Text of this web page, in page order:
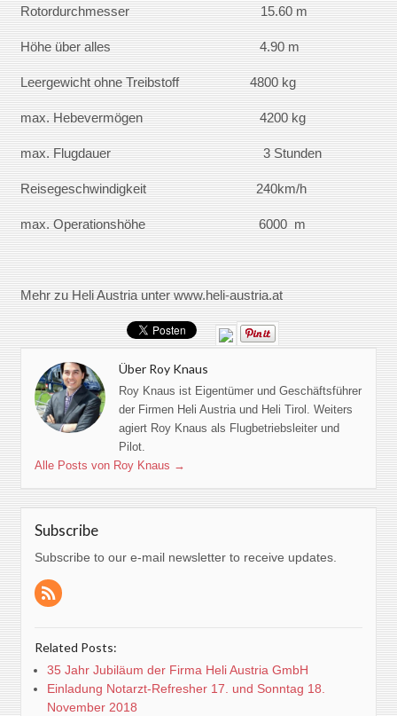
Rotordurchmesser 15.60 m
Höhe über alles 4.90 m
Leergewicht ohne Treibstoff 4800 kg
max. Hebevermögen 4200 kg
max. Flugdauer 3 Stunden
Reisegeschwindigkeit 240km/h
max. Operationshöhe 6000 m
Mehr zu Heli Austria unter www.heli-austria.at
Über Roy Knaus
Roy Knaus ist Eigentümer und Geschäftsführer
der Firmen Heli Austria und Heli Tirol. Weiters
agiert Roy Knaus als Flugbetriebsleiter und
Pilot.
Alle Posts von Roy Knaus →
Subscribe
Subscribe to our e-mail newsletter to receive updates.
Related Posts:
35 Jahr Jubiläum der Firma Heli Austria GmbH
Einladung Notarzt-Refresher 17. und Sonntag 18.
November 2018